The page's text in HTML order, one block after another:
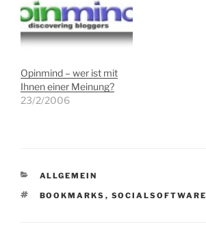
Opinmind – wer ist mit
Ihnen einer Meinung?
23/2/2006
KATEGORIEN
ALLGEMEIN
SCHLAGWÖRTER
BOOKMARKS , SOCIALSOFTWARE